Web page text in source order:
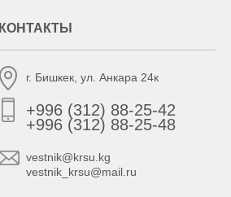
КОНТАКТЫ
г. Бишкек, ул. Анкара 24к
+996 (312) 88-25-42
+996 (312) 88-25-48
vestnik@krsu.kg
vestnik_krsu@mail.ru